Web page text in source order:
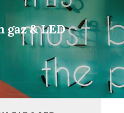
gaz & LED